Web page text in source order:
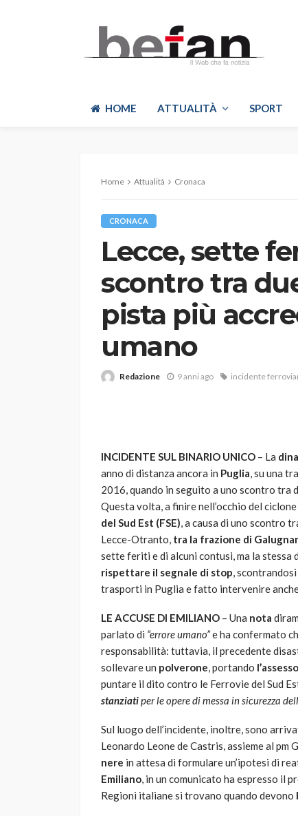
HOME ATTUALITÀ SPORT
Home Attualità Cronaca
CRONACA
Lecce, sette
scontro tra
pista più
umano
Redazione 9 anni ago incidente
INCIDENTE SUL BINARIO UNICO – La
anno di distanza ancora in Puglia, su una
2016, quando in seguito a uno scontro tra
Questa volta, a finire nell’occhio del
del Sud Est (FSE), a causa di uno scontro
Lecce-Otranto, tra la frazione di
sette feriti e di alcuni contusi, ma la stessa
rispettare il segnale di stop,
trasporti in Puglia e fatto intervenire
LE ACCUSE DI EMILIANO – Una nota
parlato di “errore umano”e ha confermato
responsabilità: tuttavia, il precedente
sollevare un polverone, portando
puntare il dito contro le Ferrovie del Sud
stanziatiper le opere di messa in sicurezza
Sul luogo dell’incidente, inoltre, sono
Leonardo Leone de Castris, assieme al
nere in attesa di formulare un’ipotesi di
Emiliano, in un comunicato ha espresso il
Regioni italiane si trovano quando devono
Robot
scegliere per il
god 1 anno ago